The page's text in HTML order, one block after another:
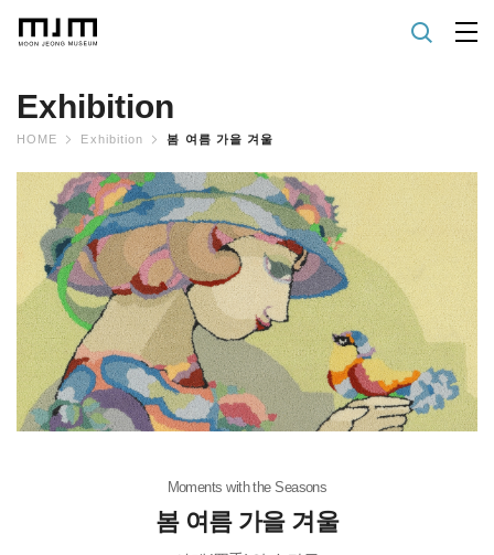
Exhibition
HOME Exhibition 봄 여름 가을 겨울
Moments with the Seasons
봄 여름 가을 겨울